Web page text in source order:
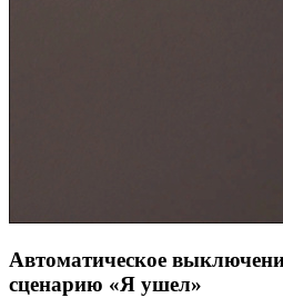
Автоматическое
сценарию «Я ушел»